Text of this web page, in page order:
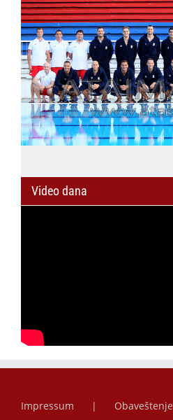
Video dana
Impressum Obaveštenje